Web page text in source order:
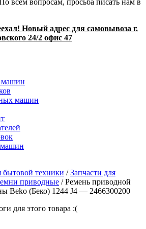
всем вопросам, просьба писать нам в
Новый адрес для самовывоза г.
24/2 офис 47
машин
машин
бытовой техники /Запчасти для
приводные / Ремень приводной
Beko (Беко) 1244 J4 — 2466300200
для этого товара :(